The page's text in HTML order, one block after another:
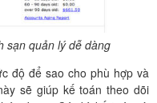
sạn quản lý dễ dàng
độ để sao cho phù hợp và
sẽ giúp kế toán theo dõi